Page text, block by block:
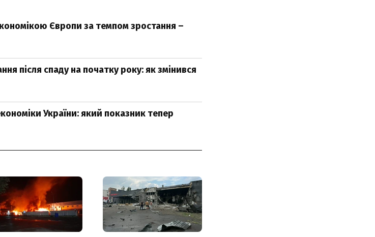
Європи за темпом зростання –
після спаду на початку року: як змінився
України: який показник тепер